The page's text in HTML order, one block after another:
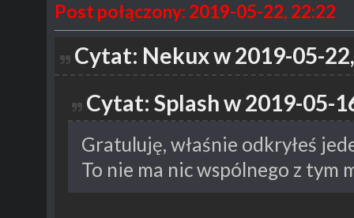
Post połączony: 2019-05-22, 22:22
Cytat: Nekux w 2019-05-
Cytat: Splash w 2019-05-
Gratuluję, właśnie odkryłeś
To nie ma nic wspólnego z tym